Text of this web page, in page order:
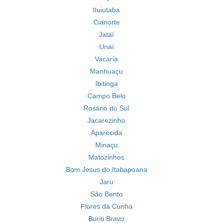
Ituiutaba
Cianorte
Jataí
Unaí
Vacaria
Manhuaçu
Ibitinga
Campo Belo
Rosário do Sul
Jacarezinho
Aparecida
Minaçu
Matozinhos
Bom Jesus do Itabapoana
Jaru
São Bento
Flores da Cunha
Buriti Bravo